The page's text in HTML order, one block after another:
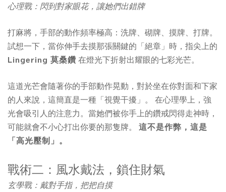
心理戰：閃到對家眼花，讓她們出錯牌
打麻將，手部的動作頻率極高：洗牌、砌牌、摸牌、打牌。
試想一下，當你伸手去摸那張關鍵的「絕章」時，指尖上的
Lingering 莫桑鑽在燈光下折射出耀眼的七彩光芒。
這道光芒會隨著你的手部動作晃動，對於坐在你對面和下家
的人來說，這簡直是一種「視覺干擾」。 在心理學上，強
光會吸引人的注意力。當她們被你手上的鑽戒閃得走神時，
可能就會不小心打出你要的那隻牌。 這不是作弊，這是
「高光壓制」。
戰術二：風水戴法，鎖住財氣
玄學戰：戴對手指，把把自摸